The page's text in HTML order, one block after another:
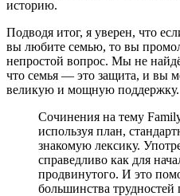
историю.
Подводя итог, я уверен, что
вы любите семью, то вы
непростой вопрос. Мы не
что семья — это защита, и вы
великую и мощную поддержку.
Сочинения на тему
используя план,
знакомую лексику.
справедливо как для
продвинутого. И это
большинства трудностей